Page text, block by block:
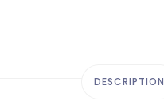
DESCRIPTION